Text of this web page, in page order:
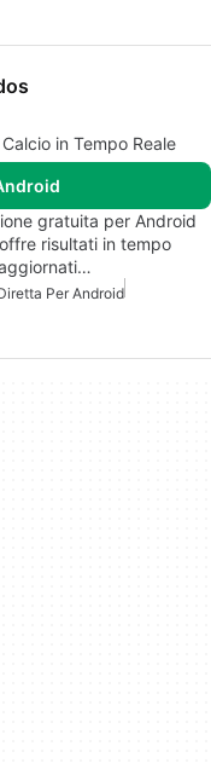
in Tempo Reale
gratuita per Android
risultati in tempo
Per Android